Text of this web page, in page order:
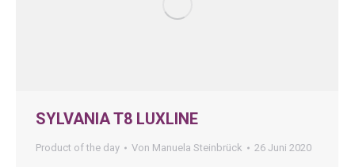
SYLVANIA T8 LUXLINE
Product of the day Von Manuela Steinbrück 26 Juni 2020